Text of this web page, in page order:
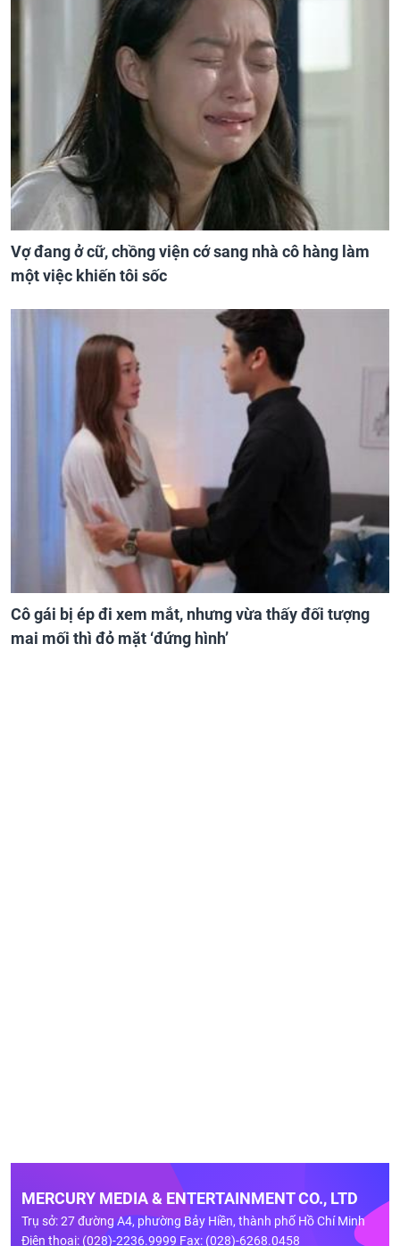
Vợ đang ở cữ, chồng viện cớ sang nhà cô hàng làm
một việc khiến tôi sốc
Cô gái bị ép đi xem mắt, nhưng vừa thấy đối tượng
mai mối thì đỏ mặt ‘đứng hình’
MERCURY MEDIA & ENTERTAINMENT CO., LTD
Trụ sở: 27 đường A4, phường Bảy Hiền, thành phố Hồ Chí Minh
Điện thoại: (028)-2236.9999 Fax: (028)-6268.0458